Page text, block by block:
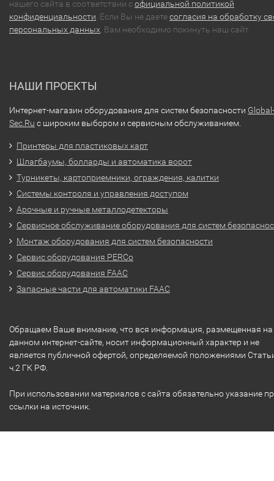
нашего сайта в соответствии софициальной политикой
конфиденциальности . Если Вы не даетесогласия на обработку
персональных данных , Вам необходимо покинуть наш сайт.
НАШИ ПРОЕКТЫ
Интернет-магазин оборудования для систем безопасности Global-
Sec.Ru с широким выбором и сервисным обслуживанием.
Принтеры для пластиковых карт
Шлагбаумы, болларды и автоматика ворот
Турникеты, картоприемники, ограждения, калитки
Системы контроля и управления доступом
Арочные и ручные металлодетекторы
Сервисное обслуживание оборудования для систем
Монтаж оборудования для систем безопасности
Сервис оборудования PERCo
Сервис оборудования FAAC
Запасные части для автоматики FAAC
Обращаем Ваше внимание, что вся информация, размещенная на
данном интернет-сайте, носит информационный характер и не
является публичной офертой, определяемой положениями
ч.2 ГК РФ.
При использовании материалов с сайта обязательно указание
ссылки на источник.